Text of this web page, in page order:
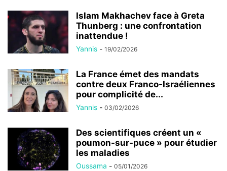
Islam Makhachev face à Greta
Thunberg : une confrontation
inattendue !
Yannis - 19/02/2026
La France émet des mandats
contre deux Franco-Israéliennes
pour complicité de...
Yannis - 03/02/2026
Des scientifiques créent un «
poumon-sur-puce » pour étudier
les maladies
Oussama - 05/01/2026